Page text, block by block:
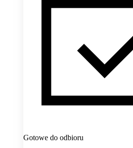
Gotowe do odbioru